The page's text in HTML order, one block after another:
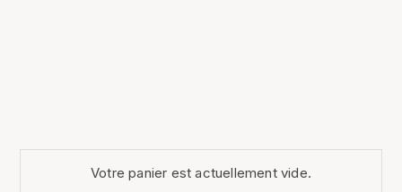
Votre panier est actuellement vide.